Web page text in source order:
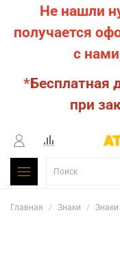
Не нашли
получается
с
*Бесплатная
при
Главная Знаки